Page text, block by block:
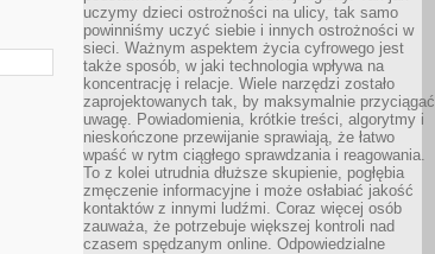
uczymy dzieci ostrożności na ulicy, tak samo
powinniśmy uczyć siebie i innych ostrożności w
sieci. Ważnym aspektem życia cyfrowego jest
także sposób, w jaki technologia wpływa na
koncentrację i relacje. Wiele narzędzi zostało
zaprojektowanych tak, by maksymalnie przyciągać
uwagę. Powiadomienia, krótkie treści, algorytmy i
nieskończone przewijanie sprawiają, że łatwo
wpaść w rytm ciągłego sprawdzania i reagowania.
To z kolei utrudnia dłuższe skupienie, pogłębia
zmęczenie informacyjne i może osłabiać jakość
kontaktów z innymi ludźmi. Coraz więcej osób
zauważa, że potrzebuje większej kontroli nad
czasem spędzanym online. Odpowiedzialne